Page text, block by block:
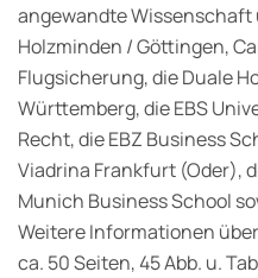
angewandte Wissenschaft
Holzminden / Göttingen,
Flugsicherung, die Duale
Württemberg, die EBS
Recht, die EBZ Business
Viadrina Frankfurt (Oder),
Munich Business School
Weitere Informationen
ca. 50 Seiten, 45 Abb. u.